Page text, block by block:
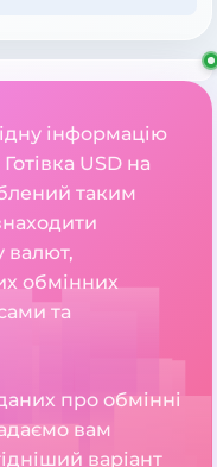
інформацію
USD на
таким
валют,
обмінних
та
про обмінні
вам
варіант